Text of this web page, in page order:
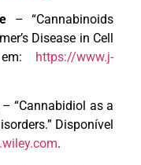
– “Cannabinoids
Disease in Cell
em: https://www.j-
“Cannabidiol as a
Disponível
.